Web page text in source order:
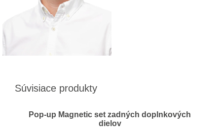
Súvisiace produkty
Pop-up Magnetic set zadných doplnkových
dielov